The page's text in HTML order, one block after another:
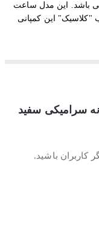
باشد. این مدل ساعت
"کلاسیک" این کمپانی
در مورد ساعت
بهترین سرامیک
ساخته شده است.
سرامیکی سفید
کاربران باشید.